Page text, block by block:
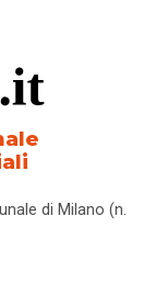
di Milano (n.